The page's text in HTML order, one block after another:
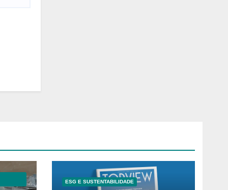
ESG E SUSTENTABILIDADE